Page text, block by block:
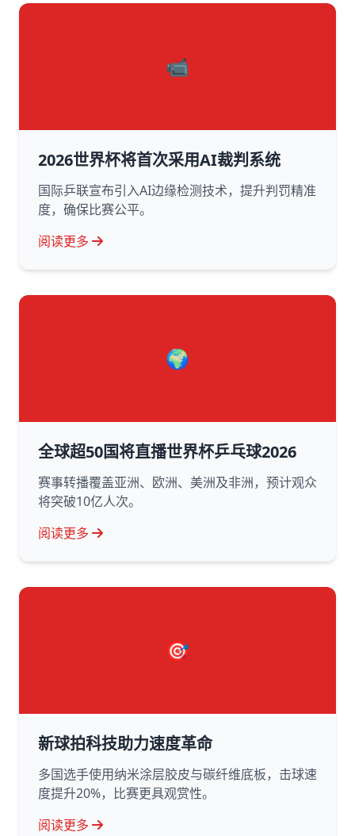
📹
2026世界杯将首次采用AI裁判系统
国际乒联宣布引入AI边缘检测技术，提升判罚精准
度，确保比赛公平。
阅读更多
🌍
全球超50国将直播世界杯乒乓球2026
赛事转播覆盖亚洲、欧洲、美洲及非洲，预计观众
将突破10亿人次。
阅读更多
🎯
新球拍科技助力速度革命
多国选手使用纳米涂层胶皮与碳纤维底板，击球速
度提升20%，比赛更具观赏性。
阅读更多